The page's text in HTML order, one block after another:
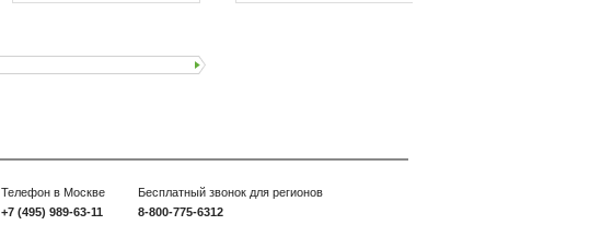
Телефон в Москве
+7 (495) 989-63-11
Бесплатный звонок для регионов
8-800-775-6312